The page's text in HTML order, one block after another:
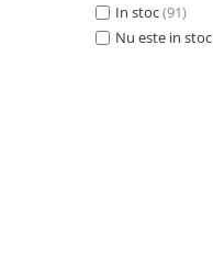
In stoc(91)
Nu este in stoc